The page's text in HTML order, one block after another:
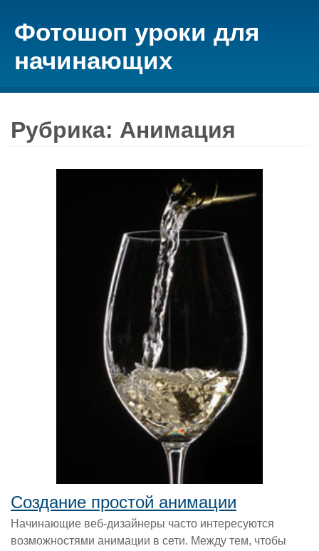
Фотошоп уроки для
начинающих
Рубрика: Анимация
Создание простой анимации
Начинающие веб-дизайнеры часто интересуются
возможностями анимации в сети. Между тем, чтобы